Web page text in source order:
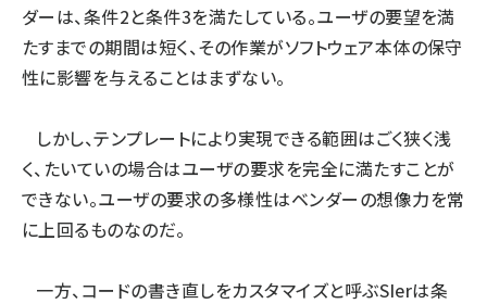
ダーは、条件2と条件3を満たしている。ユーザの要望を満
たすまでの期間は短く、その作業がソフトウェア本体の保守
性に影響を与えることはまずない。
しかし、テンプレートにより実現できる範囲はごく狭く浅
く、たいていの場合はユーザの要求を完全に満たすことが
できない。ユーザの要求の多様性はベンダーの想像力を常
に上回るものなのだ。
一方、コードの書き直しをカスタマイズと呼ぶSIerは条